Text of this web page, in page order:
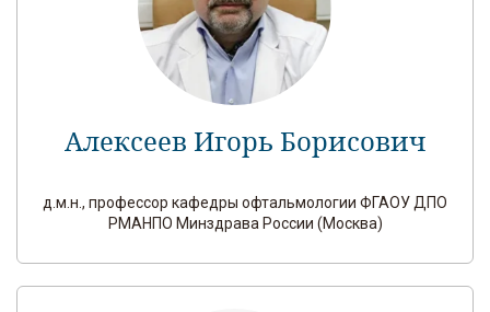
Алексеев Игорь Борисович
д.м.н., профессор кафедры офтальмологии ФГАОУ ДПО
РМАНПО Минздрава России (Москва)